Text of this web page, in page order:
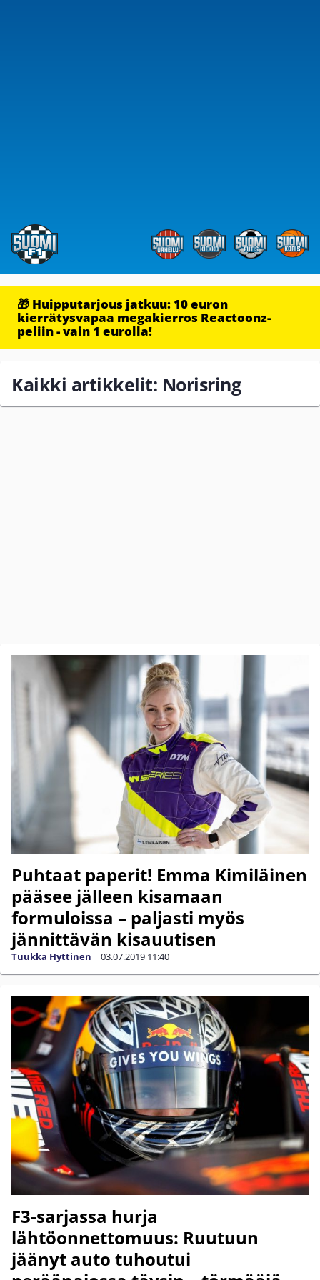
🎁 Huipputarjous jatkuu: 10 euron
kierrätysvapaa megakierros Reactoonz-
peliin - vain 1 eurolla!
Kaikki artikkelit: Norisring
Puhtaat paperit! Emma Kimiläinen
pääsee jälleen kisamaan
formuloissa – paljasti myös
jännittävän kisauutisen
Tuukka Hyttinen | 03.07.2019 11:40
F3-sarjassa hurja
lähtöonnettomuus: Ruutuun
jäänyt auto tuhoutui